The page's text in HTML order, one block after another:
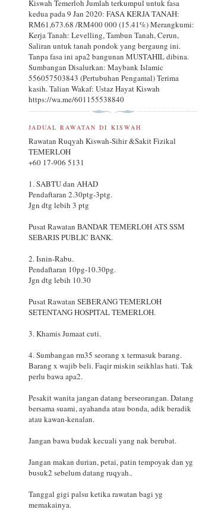
Kiswah Temerloh Jumlah terkumpul untuk fasa
kedua pada 9 Jan 2020: FASA KERJA TANAH:
RM61,673.68 /RM400 000 (15.41%) Merangkumi:
Kerja Tanah: Levelling, Tambun Tanah, Cerun,
Saliran untuk tanah pondok yang bergaung ini.
Tanpa fasa ini apa2 bangunan MUSTAHIL dibina.
Sumbangan Disalurkan: Maybank Islamic
556057503843 (Pertubuhan Pengamal) Terima
kasih. Talian Wakaf: Ustaz Hayat Kiswah
https://wa.me/601155538840
JADUAL RAWATAN DI KISWAH
Rawatan Ruqyah Kiswah-Sihir &Sakit Fizikal
TEMERLOH
+60 17-906 5131
1. SABTU dan AHAD
Pendaftaran 2.30ptg-3ptg.
Jgn dtg lebih 3 ptg
Pusat Rawatan BANDAR TEMERLOH ATS SSM
SEBARIS PUBLIC BANK.
2. Isnin-Rabu.
Pendaftaran 10pg-10.30pg.
Jgn dtg lebih 10.30
Pusat Rawatan SEBERANG TEMERLOH
SETENTANG HOSPITAL TEMERLOH.
3. Khamis Jumaat cuti.
4. Sumbangan rm35 seorang x termasuk barang.
Barang x wajib beli. Faqir miskin seikhlas hati. Tak
perlu bawa apa2.
Pesakit wanita jangan datang berseorangan. Datang
bersama suami, ayahanda atau bonda, adik beradik
atau kawan-kenalan.
Jangan bawa budak kecuali yang nak berubat.
Jangan makan durian, petai, patin tempoyak dan yg
busuk2 sebelum datang ruqyah..
Tanggal gigi palsu ketika rawatan bagi yg
memakainya.